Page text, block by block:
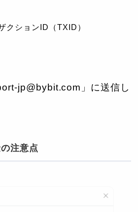
クションID（TXID）
jp@bybit.com」に送信し
注意点